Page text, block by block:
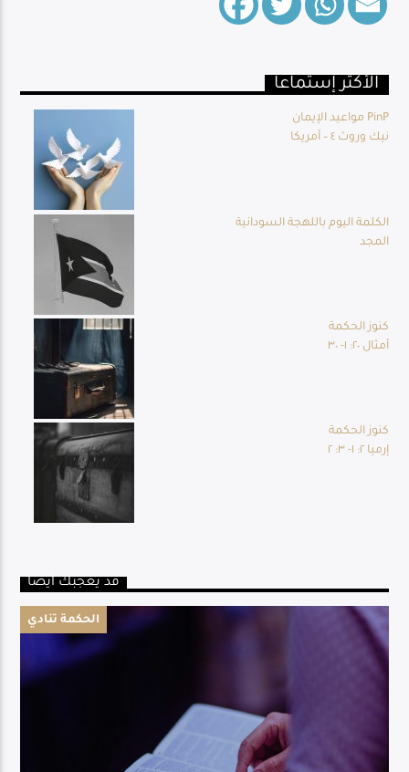
الأكثر إستماعا
مواعيد الإيمان PinP
نيك وروث ٤ – أمريكا
الكلمة اليوم باللهجة السودانية
المجد
كنوز الحكمة
أمثال ٢٠: ١- ٣٠
كنوز الحكمة
إرميا ٢: ١- ٣: ٢
قد يعجبك أيضا
الحكمة تنادي